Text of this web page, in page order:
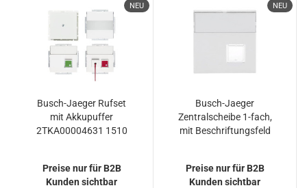
NEU
Busch-Jaeger Rufset
mit Akkupuffer
2TKA00004631 1510
Preise nur für B2B
Kunden sichtbar
NEU
Busch-Jaeger
Zentralscheibe 1-fach,
mit Beschriftungsfeld
Preise nur für B2B
Kunden sichtbar